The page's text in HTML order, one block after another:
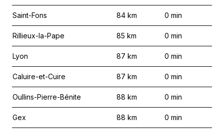
Saint-Fons 84 km 0 min
Rillieux-la-Pape 85 km 0 min
Lyon 87 km 0 min
Caluire-et-Cuire 87 km 0 min
Oullins-Pierre-Bénite 88 km 0 min
Gex 88 km 0 min